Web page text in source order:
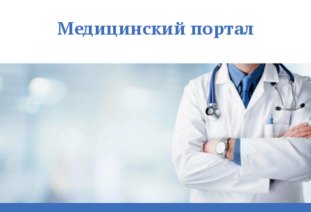
Медицинский портал